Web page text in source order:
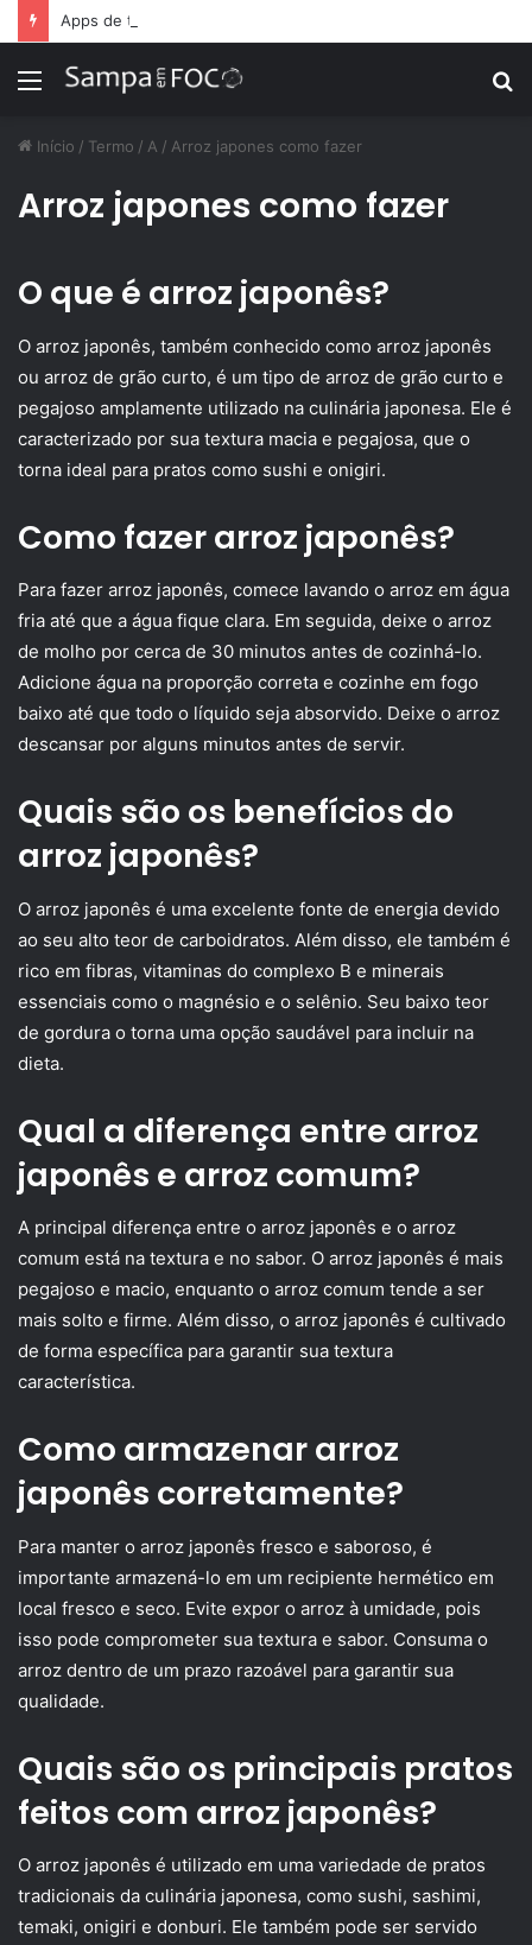
Menu
Início / Termo / A / Arroz japones como fazer
Arroz japones como fazer
O que é arroz japonês?
O arroz japonês, também conhecido como arroz japonês
ou arroz de grão curto, é um tipo de arroz de grão curto e
pegajoso amplamente utilizado na culinária japonesa. Ele é
caracterizado por sua textura macia e pegajosa, que o
torna ideal para pratos como sushi e onigiri.
Como fazer arroz japonês?
Para fazer arroz japonês, comece lavando o arroz em água
fria até que a água fique clara. Em seguida, deixe o arroz
de molho por cerca de 30 minutos antes de cozinhá-lo.
Adicione água na proporção correta e cozinhe em fogo
baixo até que todo o líquido seja absorvido. Deixe o arroz
descansar por alguns minutos antes de servir.
Quais são os benefícios do
arroz japonês?
O arroz japonês é uma excelente fonte de energia devido
ao seu alto teor de carboidratos. Além disso, ele também é
rico em fibras, vitaminas do complexo B e minerais
essenciais como o magnésio e o selênio. Seu baixo teor
de gordura o torna uma opção saudável para incluir na
dieta.
Qual a diferença entre arroz
japonês e arroz comum?
A principal diferença entre o arroz japonês e o arroz
comum está na textura e no sabor. O arroz japonês é mais
pegajoso e macio, enquanto o arroz comum tende a ser
mais solto e firme. Além disso, o arroz japonês é cultivado
de forma específica para garantir sua textura
característica.
Como armazenar arroz
japonês corretamente?
Para manter o arroz japonês fresco e saboroso, é
importante armazená-lo em um recipiente hermético em
local fresco e seco. Evite expor o arroz à umidade, pois
isso pode comprometer sua textura e sabor. Consuma o
arroz dentro de um prazo razoável para garantir sua
qualidade.
Quais são os principais pratos
feitos com arroz japonês?
O arroz japonês é utilizado em uma variedade de pratos
tradicionais da culinária japonesa, como sushi, sashimi,
temaki, onigiri e donburi. Ele também pode ser servido